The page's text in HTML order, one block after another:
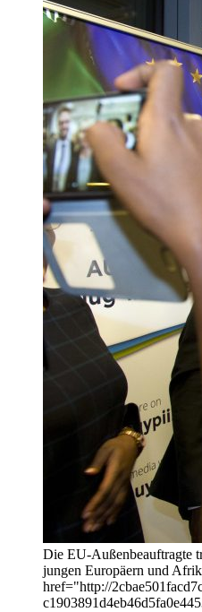
Die EU-Außenbeauftragte
jungen Europäern und
href="http://